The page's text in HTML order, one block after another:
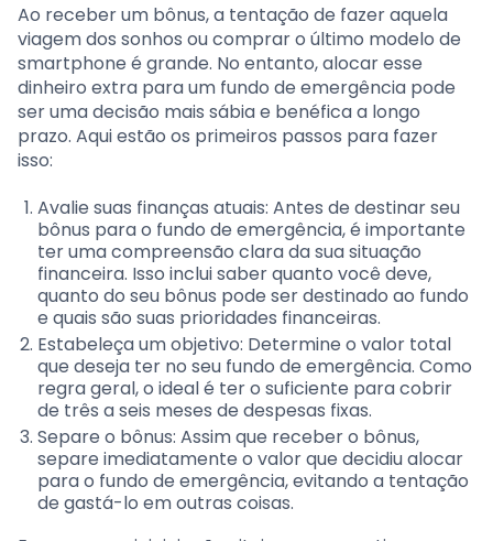
Ao receber um bônus, a tentação de fazer aquela
viagem dos sonhos ou comprar o último modelo de
smartphone é grande. No entanto, alocar esse
dinheiro extra para um fundo de emergência pode
ser uma decisão mais sábia e benéfica a longo
prazo. Aqui estão os primeiros passos para fazer
isso:
Avalie suas finanças atuais: Antes de destinar seu
bônus para o fundo de emergência, é importante
ter uma compreensão clara da sua situação
financeira. Isso inclui saber quanto você deve,
quanto do seu bônus pode ser destinado ao fundo
e quais são suas prioridades financeiras.
Estabeleça um objetivo: Determine o valor total
que deseja ter no seu fundo de emergência. Como
regra geral, o ideal é ter o suficiente para cobrir
de três a seis meses de despesas fixas.
Separe o bônus: Assim que receber o bônus,
separe imediatamente o valor que decidiu alocar
para o fundo de emergência, evitando a tentação
de gastá-lo em outras coisas.